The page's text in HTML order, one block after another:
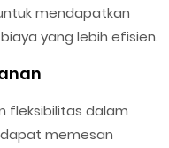
mendapatkan
yang lebih efisien.
fleksibilitas dalam
memesan